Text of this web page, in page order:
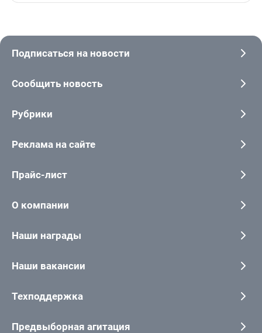
Подписаться на новости
Сообщить новость
Рубрики
Реклама на сайте
Прайс-лист
О компании
Наши награды
Наши вакансии
Техподдержка
Предвыборная агитация